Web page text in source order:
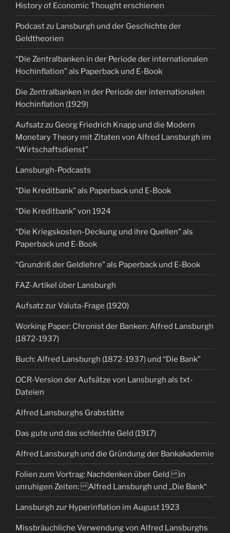
History of Economic Thought erschienen
Podcast zu Lansburgh und der Geschichte der
Geldtheorien
“Die Zentralbanken in der Periode der internationalen
Hochinflation” als Paperback und E-Book
Die Zentralbanken in der Periode der internationalen
Hochinflation (1929)
Aufsatz zu Georg Friedrich Knapp und die Modern
Monetary Theory mit Zitaten von Alfred Lansburgh im
“Wirtschaftsdienst”
Lansburgh-Podcasts
“Die Kreditbank” als Paperback und E-Book
“Die Kreditbank” von 1924
“Die Kriegskosten-Deckung und ihre Quellen” als
Paperback und E-Book
“Grundriß der Geldlehre” als Paperback und E-Book
FAZ-Artikel über Lansburgh
Aufsatz zur Valuta-Frage (1920)
Working Paper: Chronist der Banken: Alfred Lansburgh
(1872-1937)
Buch: Alfred Lansburgh (1872-1937) und “Die Bank”
OCR-Version der Aufsätze von Lansburgh als txt-
Dateien
Alfred Lansburghs Grabstätte
Das gute und das schlechte Geld (1917)
Alfred Lansburgh und die Gründung der Bankakademie
Folien zum Vortrag: Nachdenken über Geld in
unruhigen Zeiten: Alfred Lansburgh und „Die Bank“
Lansburgh zur Hyperinflation im August 1923
Missbräuchliche Verwendung von Alfred Lansburghs